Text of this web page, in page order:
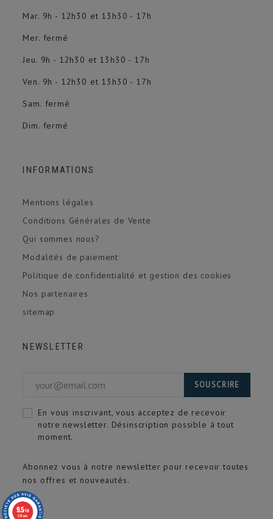
Mar. 9h - 12h30 et 13h30 - 17h
Mer. fermé
Jeu. 9h - 12h30 et 13h30 - 17h
Ven. 9h - 12h30 et 13h30 - 17h
Sam. fermé
Dim. fermé
INFORMATIONS
Mentions légales
Conditions Générales de Vente
Qui sommes nous?
Modalités de paiement
Politique de confidentialité et gestion des cookies
Nos partenaires
sitemap
NEWSLETTER
Abonnez vous à notre newsletter pour recevoir toutes
nos offres et nouveautés.
SOUSCRIRE
En vous inscrivant, vous acceptez de recevoir
notre newsletter. Désinscription possible à tout
moment.
9.5/10
618 avis